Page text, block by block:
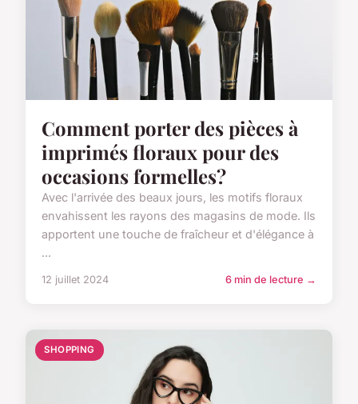
Comment porter des pièces à
imprimés floraux pour des
occasions formelles?
Avec l'arrivée des beaux jours, les motifs floraux
envahissent les rayons des magasins de mode. Ils
apportent une touche de fraîcheur et d'élégance à
...
12 juillet 2024 6 min de lecture →
SHOPPING